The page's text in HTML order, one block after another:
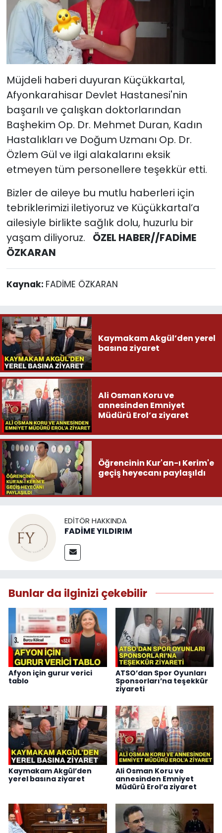
Müjdeli haberi duyuran Küçükkartal,
Afyonkarahisar Devlet Hastanesi'nin
başarılı ve çalışkan doktorlarından
Başhekim Op. Dr. Mehmet Duran, Kadın
Hastalıkları ve Doğum Uzmanı Op. Dr.
Özlem Gül ve ilgi alakalarını eksik
etmeyen tüm personellere teşekkür etti.
Bizler de aileye bu mutlu haberleri için
tebriklerimizi iletiyoruz ve Küçükkartal’a
ailesiyle birlikte sağlık dolu, huzurlu bir
yaşam diliyoruz. ÖZEL HABER//FADİME
ÖZKARAN
Kaynak: FADİME ÖZKARAN
Kaymakam Akgül’den yerel
basına ziyaret
Ali Osman Koru ve
annesinden Emniyet
Müdürü Erol’a ziyaret
Öğrencinin Kur'an-ı Kerim'e
geçiş heyecanı paylaşıldı
EDITÖR HAKKINDA
FADİME YILDIRIM
Bunlar da ilginizi çekebilir
Afyon için gurur verici
tablo
ATSO’dan Spor Oyunları
Sponsorları’na teşekkür
ziyareti
Kaymakam Akgül’den
yerel basına ziyaret
Ali Osman Koru ve
annesinden Emniyet
Müdürü Erol’a ziyaret